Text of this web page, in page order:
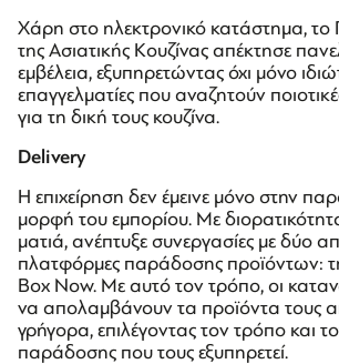
Χάρη στο ηλεκτρονικό κατάστημα,
της Ασιατικής Κουζίνας απέκτησε
εμβέλεια, εξυπηρετώντας όχι μόνο
επαγγελματίες που αναζητούν
για τη δική τους κουζίνα.
Delivery
Η επιχείρηση δεν έμεινε μόνο στην
μορφή του εμπορίου. Με
ματιά, ανέπτυξε συνεργασίες με δύο
πλατφόρμες παράδοσης προϊόντων:
Box Now. Με αυτό τον τρόπο, οι
να απολαμβάνουν τα προϊόντα τους
γρήγορα, επιλέγοντας τον τρόπο και
παράδοσης που τους εξυπηρετεί.